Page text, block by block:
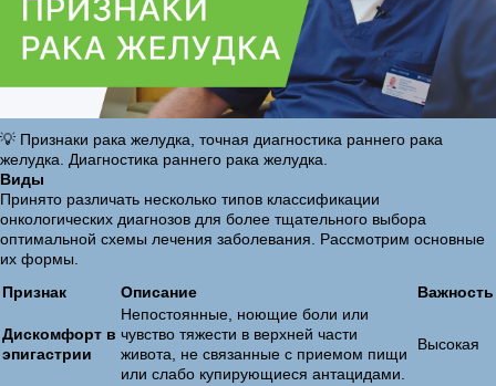
💡 Признаки рака желудка, точная диагностика раннего рака
желудка. Диагностика раннего рака желудка.
Виды
Принято различать несколько типов классификации
онкологических диагнозов для более тщательного выбора
оптимальной схемы лечения заболевания. Рассмотрим основные
их формы.
Признак
Описание Важность
Дискомфорт в
эпигастрии
Непостоянные, ноющие боли или
чувство тяжести в верхней части
живота, не связанные с приемом пищи
или слабо купирующиеся антацидами.
Высокая